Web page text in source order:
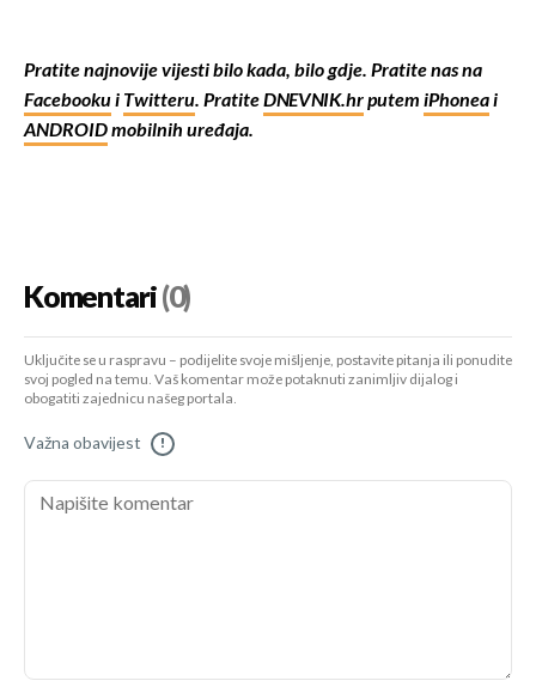
Pratite najnovije vijesti bilo kada, bilo gdje. Pratite nas na
Facebookui Twitteru. PratiteDNEVNIK.hrputem iPhoneai
ANDROIDmobilnih uređaja.
Komentari(0)
Uključite se u raspravu – podijelite svoje mišljenje, postavite pitanja ili ponudite
svoj pogled na temu. Vaš komentar može potaknuti zanimljiv dijalog i
obogatiti zajednicu našeg portala.
Važna obavijest !